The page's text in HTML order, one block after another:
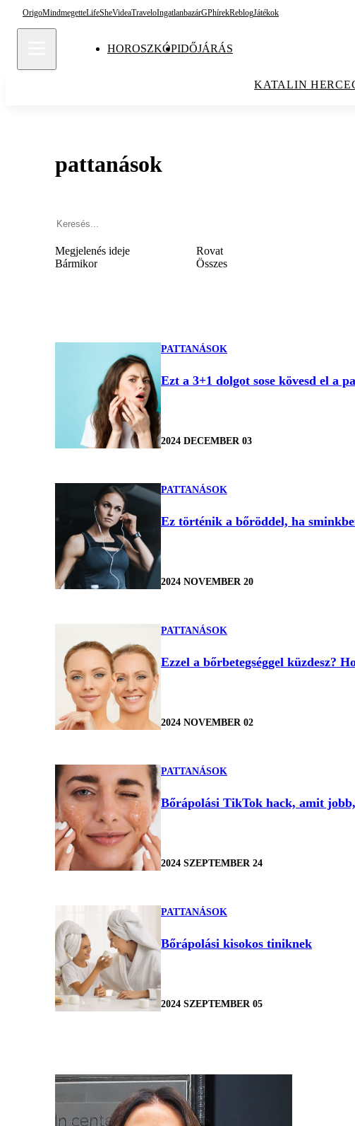
OrigoMindmegetteLifeSheVideaTraveloIngatlanbazárGPhírekReblogJátékok
HOROSZKÓPIDŐJÁRÁS
KATALIN
pattanások
Megjelenés ideje
Bármikor
Rovat
Összes
PATTANÁSOK
Ezt a 3+1 dolgot sose kövesd el a
2024 DECEMBER 03
PATTANÁSOK
Ez történik a bőröddel, ha
2024 NOVEMBER 20
PATTANÁSOK
Ezzel a bőrbetegséggel küzdesz?
2024 NOVEMBER 02
PATTANÁSOK
Bőrápolási TikTok hack, amit
2024 SZEPTEMBER 24
PATTANÁSOK
Bőrápolási kisokos tiniknek
2024 SZEPTEMBER 05